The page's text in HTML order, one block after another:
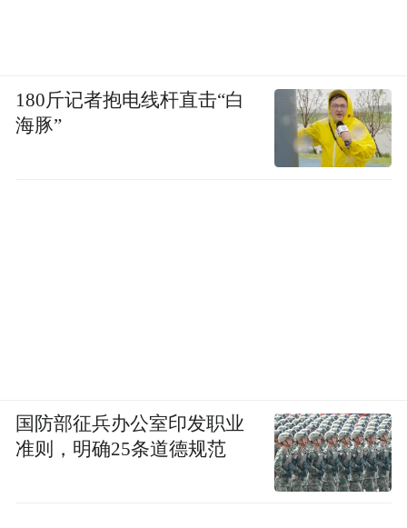
180斤记者抱电线杆直击“白
海豚”
国防部征兵办公室印发职业
准则，明确25条道德规范